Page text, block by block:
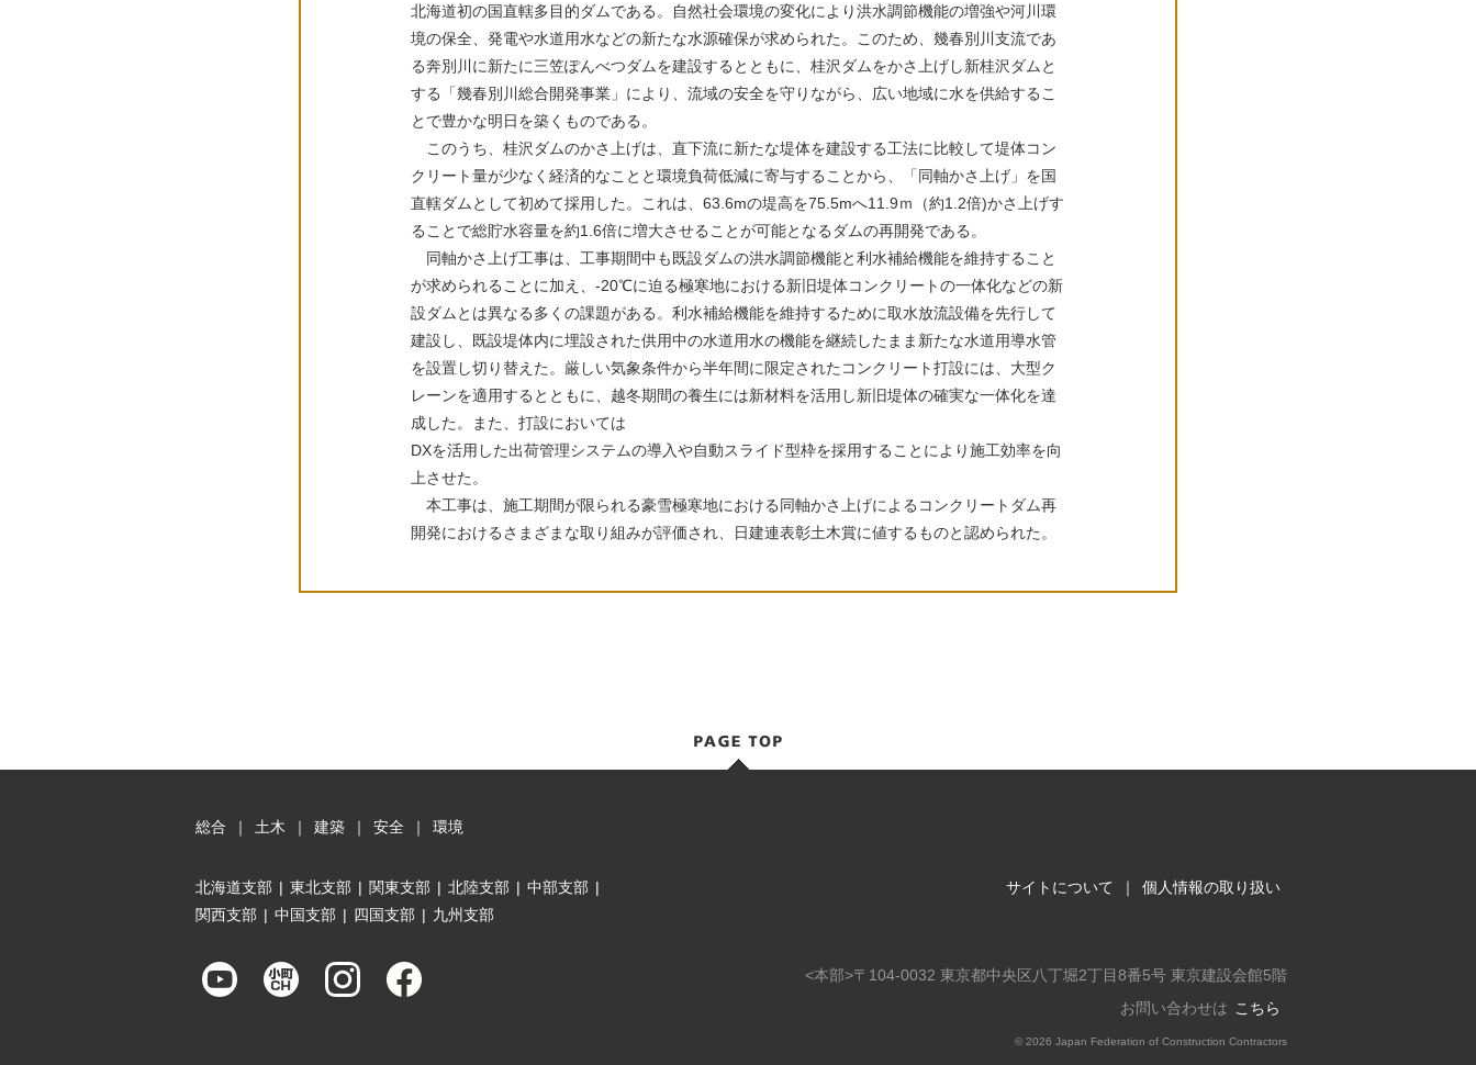
北海道初の国直轄多目的ダムである。自然社会環境の変化により洪水調節機能の増強や河川環
境の保全、発電や水道用水などの新たな水源確保が求められた。このため、幾春別川支流であ
る奔別川に新たに三笠ぽんべつダムを建設するとともに、桂沢ダムをかさ上げし新桂沢ダムと
する「幾春別川総合開発事業」により、流域の安全を守りながら、広い地域に水を供給するこ
とで豊かな明日を築くものである。
このうち、桂沢ダムのかさ上げは、直下流に新たな堤体を建設する工法に比較して堤体コン
クリート量が少なく経済的なことと環境負荷低減に寄与することから、「同軸かさ上げ」を国
直轄ダムとして初めて採用した。これは、63.6mの堤高を75.5mへ11.9ｍ（約1.2倍)かさ上げす
ることで総貯水容量を約1.6倍に増大させることが可能となるダムの再開発である。
同軸かさ上げ工事は、工事期間中も既設ダムの洪水調節機能と利水補給機能を維持すること
が求められることに加え、-20℃に迫る極寒地における新旧堤体コンクリートの一体化などの新
設ダムとは異なる多くの課題がある。利水補給機能を維持するために取水放流設備を先行して
建設し、既設堤体内に埋設された供用中の水道用水の機能を継続したまま新たな水道用導水管
を設置し切り替えた。厳しい気象条件から半年間に限定されたコンクリート打設には、大型ク
レーンを適用するとともに、越冬期間の養生には新材料を活用し新旧堤体の確実な一体化を達
成した。また、打設においては
DXを活用した出荷管理システムの導入や自動スライド型枠を採用することにより施工効率を向
上させた。
本工事は、施工期間が限られる豪雪極寒地における同軸かさ上げによるコンクリートダム再
開発におけるさまざまな取り組みが評価され、日建連表彰土木賞に値するものと認められた。
総合 ｜ 土木 ｜ 建築 ｜ 安全 ｜ 環境
サイトについて ｜ 個人情報の取り扱い
北海道支部 | 東北支部 | 関東支部 | 北陸支部 | 中部支部 |
関西支部 | 中国支部 | 四国支部 | 九州支部
<本部>〒104-0032 東京都中央区八丁堀2丁目8番5号 東京建設会館5階
お問い合わせは こちら
© 2026 Japan Federation of Construction Contractors